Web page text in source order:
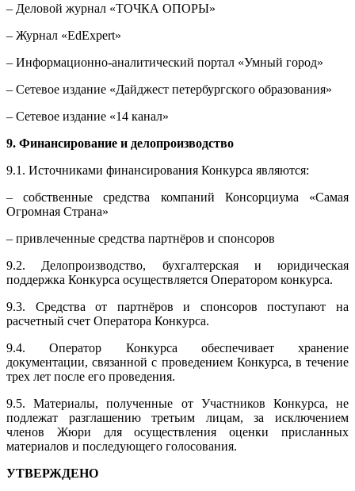
– Деловой журнал «ТОЧКА ОПОРЫ»
– Журнал «EdExpert»
– Информационно-аналитический портал «Умный город»
– Сетевое издание «Дайджест петербургского образования»
– Сетевое издание «14 канал»
9. Финансирование и делопроизводство
9.1. Источниками финансирования Конкурса являются:
– собственные средства компаний Консорциума «Самая
Огромная Страна»
– привлеченные средства партнёров и спонсоров
9.2. Делопроизводство, бухгалтерская и юридическая
поддержка Конкурса осуществляется Оператором конкурса.
9.3. Средства от партнёров и спонсоров поступают на
расчетный счет Оператора Конкурса.
9.4. Оператор Конкурса обеспечивает хранение
документации, связанной с проведением Конкурса, в течение
трех лет после его проведения.
9.5. Материалы, полученные от Участников Конкурса, не
подлежат разглашению третьим лицам, за исключением
членов Жюри для осуществления оценки присланных
материалов и последующего голосования.
УТВЕРЖДЕНО